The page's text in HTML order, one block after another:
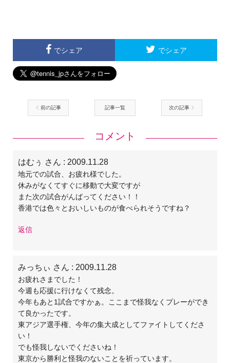
でシェア でシェア
前の記事 記事一覧 次の記事
コメント
はむぅ さん : 2009.11.28
地元での試合、お疲れ様でした。
休みがなくてすぐに移動で大変ですが
また次の試合がんばってください！！
香港では色々とおいしいものが食べられそうですね？
返信
みっちぃ さん : 2009.11.28
お疲れさまでした！
今週も応援に行けなくて残念。
今年もあと1試合ですかぁ。ここまで怪我なくプレーができ
て良かったです。
東アジア選手権、今年の集大成としてファイトしてくださ
い！
でも怪我しないでくださいね！
東京から勝利と怪我のないことを祈っています。